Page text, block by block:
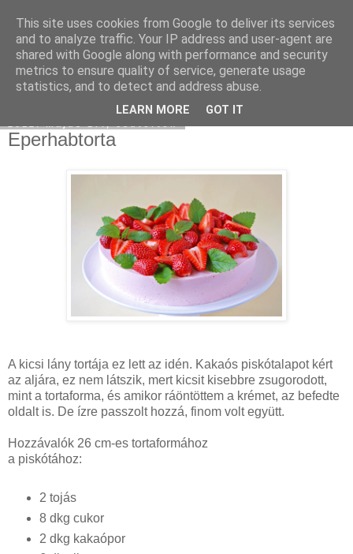
Moha Konyha
Eperhabtorta
A kicsi lány tortája ez lett az idén. Kakaós piskótalapot kért
az aljára, ez nem látszik, mert kicsit kisebbre zsugorodott,
mint a tortaforma, és amikor ráöntöttem a krémet, az befedte
oldalt is. De ízre passzolt hozzá, finom volt együtt.
Hozzávalók 26 cm-es tortaformához
a piskótához:
2 tojás
8 dkg cukor
2 dkg kakaópor
This site uses cookies from Google to deliver its services
and to analyze traffic. Your IP address and user-agent are
shared with Google along with performance and security
metrics to ensure quality of service, generate usage
statistics, and to detect and address abuse.
LEARN MORE GOT IT